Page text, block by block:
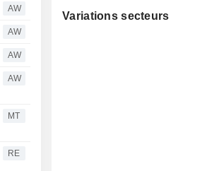
AW
AW
AW
AW
MT
RE
Variations secteurs